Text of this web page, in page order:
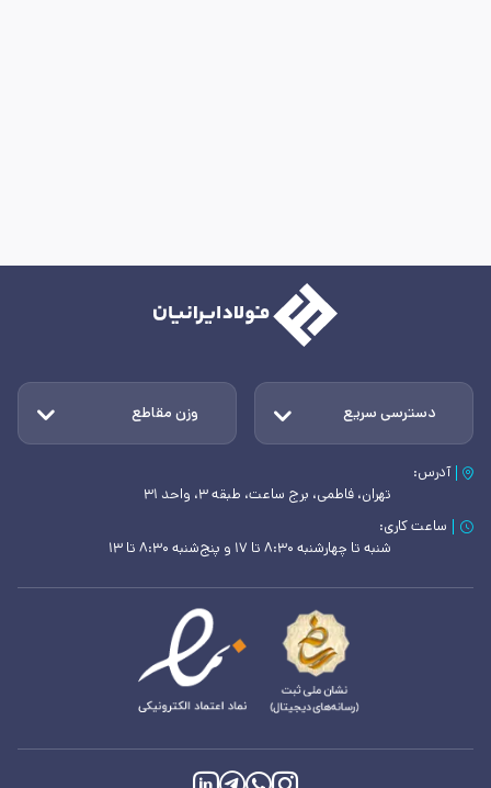
دسترسی سریع وزن مقاطع
آدرس:
تهران، فاطمی، برج ساعت، طبقه ۳، واحد ۳۱
ساعت کاری:
شنبه تا چهارشنبه ۸:۳۰ تا ۱۷ و پنج‌شنبه ۸:۳۰ تا ۱۳